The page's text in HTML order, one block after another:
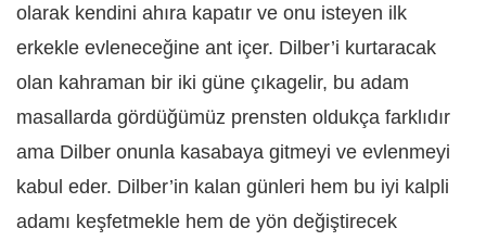
olarak kendini ahıra kapatır ve onu isteyen ilk
erkekle evleneceğine ant içer. Dilber’i kurtaracak
olan kahraman bir iki güne çıkagelir, bu adam
masallarda gördüğümüz prensten oldukça farklıdır
ama Dilber onunla kasabaya gitmeyi ve evlenmeyi
kabul eder. Dilber’in kalan günleri hem bu iyi kalpli
adamı keşfetmekle hem de yön değiştirecek